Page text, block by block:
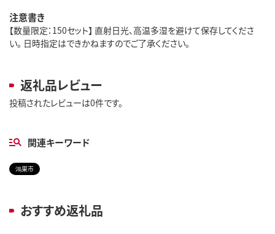
注意書き
【数量限定：150セット】 直射日光、高温多湿を避けて保存してくださ
い。 日時指定はできかねますのでご了承ください。
返礼品レビュー
投稿されたレビューは0件です。
関連キーワード
鴻巣市
おすすめ返礼品